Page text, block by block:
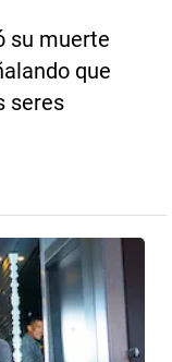
su muerte
que
seres